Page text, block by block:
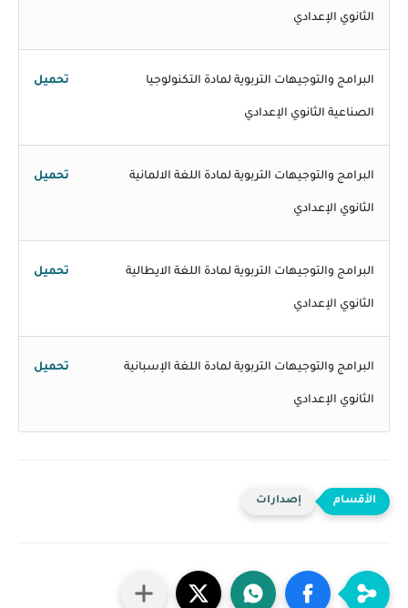
الثانوي الإعدادي
البرامج والتوجيهات التربوية لمادة التكنولوجيا
الصناعية الثانوي الإعدادي
تحميل
البرامج والتوجيهات التربوية لمادة اللغة الالمانية
الثانوي الإعدادي
تحميل
البرامج والتوجيهات التربوية لمادة اللغة الايطالية
الثانوي الإعدادي
تحميل
البرامج والتوجيهات التربوية لمادة اللغة الإسبانية
الثانوي الإعدادي
تحميل
إصدارات